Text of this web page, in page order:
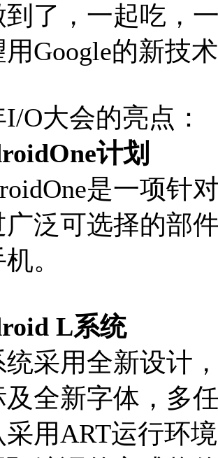
到了，一起吃，
Google的新技
O大会的亮点：
计划
是一项针
广泛可选择的部
。
L系统
统采用全新设计
及全新字体，多
采用ART运行环